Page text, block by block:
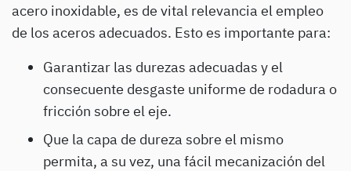
acero inoxidable, es de vital relevancia el empleo
de los aceros adecuados. Esto es importante para:
Garantizar las durezas adecuadas y el
consecuente desgaste uniforme de rodadura o
fricción sobre el eje.
Que la capa de dureza sobre el mismo
permita, a su vez, una fácil mecanización del